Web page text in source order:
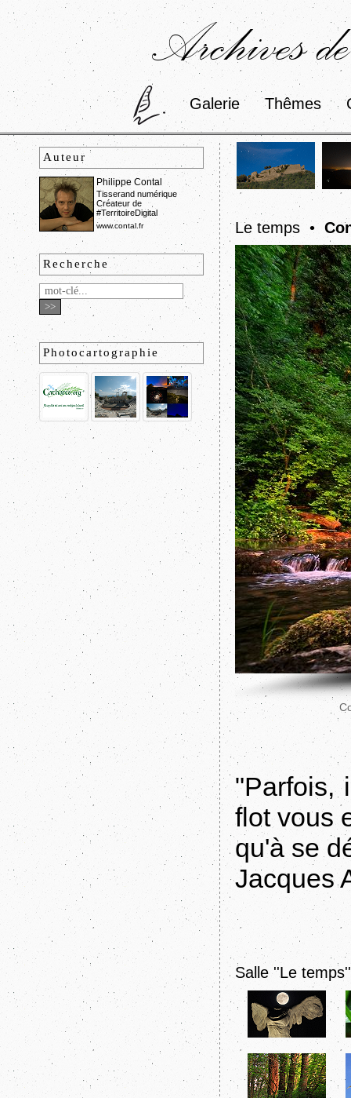
Archives
Galerie Thêmes
Auteur
Philippe Contal
Tisserand numérique
Créateur de
#TerritoireDigital
www.contal.fr
Recherche
Photocartographie
Le temps •
"Parfois,
flot vous
qu'à se
Jacques
Salle ''Le temps''